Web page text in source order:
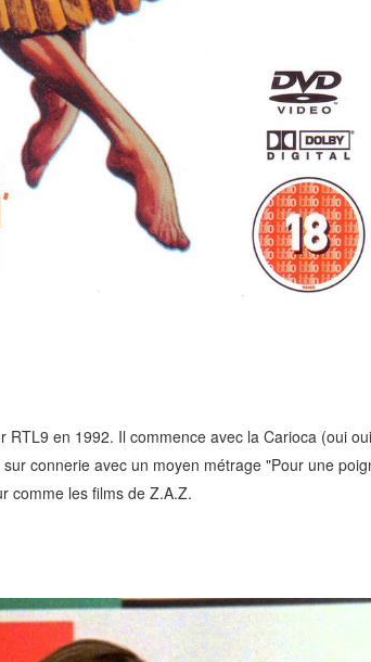
en 1992. Il commence avec la Carioca (oui
connerie avec un moyen métrage "Pour une
comme les films de Z.A.Z.